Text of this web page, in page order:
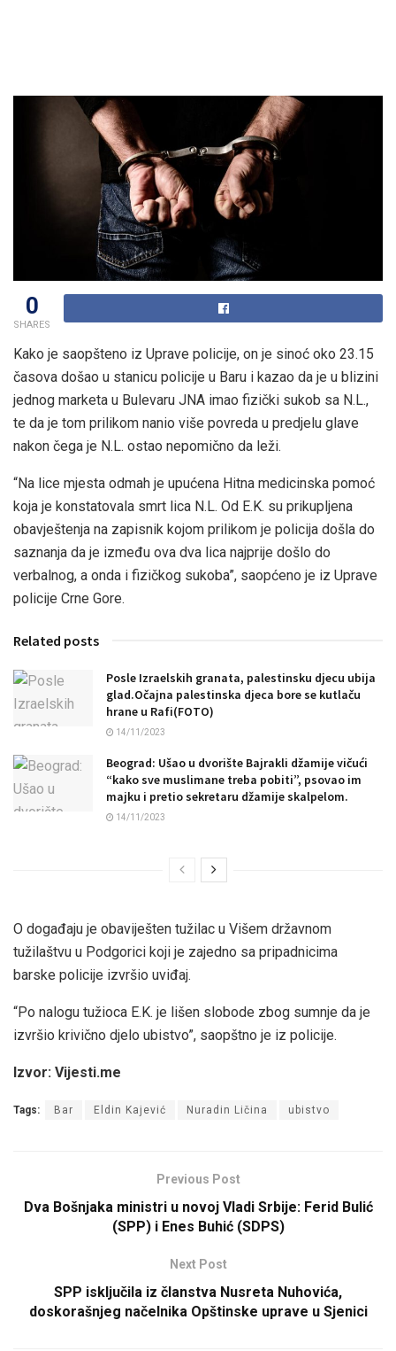
0
SHARES
Kako je saopšteno iz Uprave policije, on je sinoć oko 23.15
časova došao u stanicu policije u Baru i kazao da je u blizini
jednog marketa u Bulevaru JNA imao fizički sukob sa N.L.,
te da je tom prilikom nanio više povreda u predjelu glave
nakon čega je N.L. ostao nepomično da leži.
“Na lice mjesta odmah je upućena Hitna medicinska pomoć
koja je konstatovala smrt lica N.L. Od E.K. su prikupljena
obavještenja na zapisnik kojom prilikom je policija došla do
saznanja da je između ova dva lica najprije došlo do
verbalnog, a onda i fizičkog sukoba”, saopćeno je iz Uprave
policije Crne Gore.
Related posts
Posle Izraelskih granata, palestinsku djecu ubija
glad.Očajna palestinska djeca bore se kutlaču
hrane u Rafi(FOTO)
14/11/2023
Beograd: Ušao u dvorište Bajrakli džamije vičući
“kako sve muslimane treba pobiti”, psovao im
majku i pretio sekretaru džamije skalpelom.
14/11/2023
O događaju je obaviješten tužilac u Višem državnom
tužilaštvu u Podgorici koji je zajedno sa pripadnicima
barske policije izvršio uviđaj.
“Po nalogu tužioca E.K. je lišen slobode zbog sumnje da je
izvršio krivično djelo ubistvo”, saopštno je iz policije.
Izvor: Vijesti.me
Tags: Bar Eldin Kajević Nuradin Ličina ubistvo
Previous Post
Dva Bošnjaka ministri u novoj Vladi Srbije: Ferid Bulić
(SPP) i Enes Buhić (SDPS)
Next Post
SPP isključila iz članstva Nusreta Nuhovića,
doskorašnjeg načelnika Opštinske uprave u Sjenici